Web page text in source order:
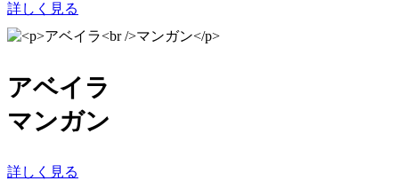
詳しく見る
アベイラ
マンガン
詳しく見る